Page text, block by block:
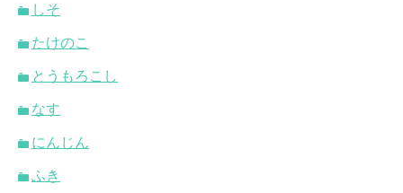
しそ
たけのこ
とうもろこし
なす
にんじん
ふき